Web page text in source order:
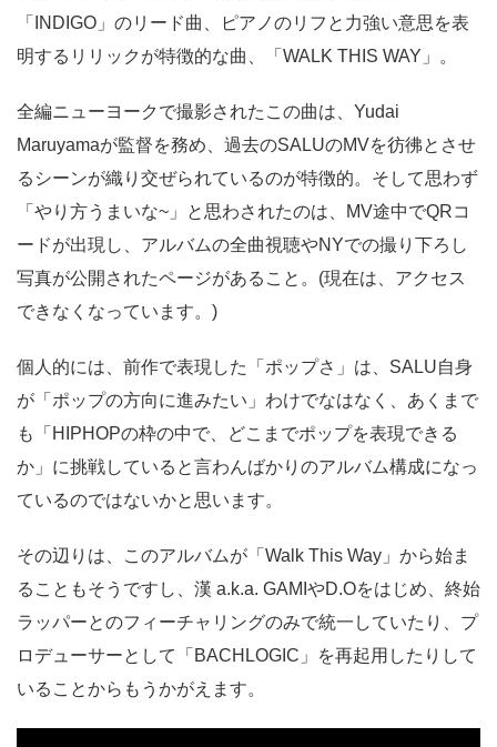
「INDIGO」のリード曲、ピアノのリフと力強い意思を表
明するリリックが特徴的な曲、「WALK THIS WAY」。
全編ニューヨークで撮影されたこの曲は、Yudai
Maruyamaが監督を務め、過去のSALUのMVを彷彿とさせ
るシーンが織り交ぜられているのが特徴的。そして思わず
「やり方うまいな~」と思わされたのは、MV途中でQRコ
ードが出現し、アルバムの全曲視聴やNYでの撮り下ろし
写真が公開されたページがあること。(現在は、アクセス
できなくなっています。)
個人的には、前作で表現した「ポップさ」は、SALU自身
が「ポップの方向に進みたい」わけでなはなく、あくまで
も「HIPHOPの枠の中で、どこまでポップを表現できる
か」に挑戦していると言わんばかりのアルバム構成になっ
ているのではないかと思います。
その辺りは、このアルバムが「Walk This Way」から始ま
ることもそうですし、漢 a.k.a. GAMIやD.Oをはじめ、終始
ラッパーとのフィーチャリングのみで統一していたり、プ
ロデューサーとして「BACHLOGIC」を再起用したりして
いることからもうかがえます。